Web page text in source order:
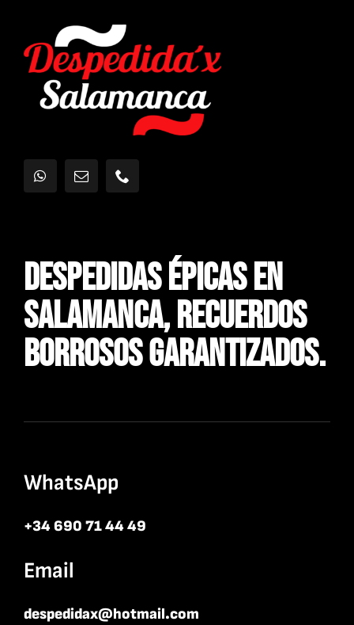
Despedidas Épicas En
Salamanca, Recuerdos
Borrosos Garantizados.
WhatsApp
+34 690 71 44 49
Email
despedidax@hotmail.com